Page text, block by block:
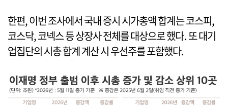
한편, 이번 조사에서 국내 증시 시가총액 합계는 코스피,
코스닥, 코넥스 등 상장사 전체를 대상으로 했다. 또 대기
업집단의 시총 합계 계산 시 우선주를 포함했다.